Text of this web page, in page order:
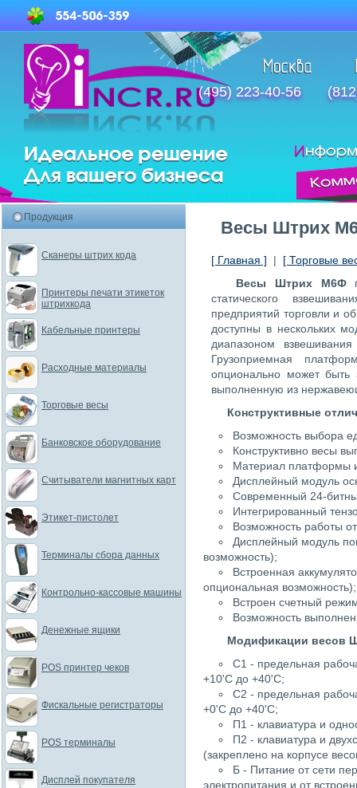
(495) 223-40-56
Весы Штрих
[ Главная ] | [ Торговые
Весы Штрих М6Ф
статического
предприятий торговли и
доступны в нескольких
диапазоном
Грузоприемная
опционально может
выполненную из
Конструктивные
Возможность выбора
Конструктивно весы
Материал платформы
Дисплейный модуль
Современный 24-
Интегрированный
Возможность работы
Дисплейный модуль
возможность);
Встроенная
опциональная возможность);
Встроен счетный
Возможность
Модификации весов
С1 - предельная
+10'C до +40'C;
C2 - предельная
+0'C до +40'C;
П1 - клавиатура и
П2 - клавиатура и
(закреплено на корпусе
Б - Питание от сети
электропитания и от
Продукция
Сканеры штрих кода
Принтеры печати этикеток
штрихкода
Кабельные принтеры
Расходные материалы
Торговые весы
Банковское оборудование
Считыватели магнитных карт
Этикет-пистолет
Терминалы сбора данных
Контрольно-кассовые машины
Денежные ящики
POS принтер чеков
Фискальные регистраторы
POS терминалы
Дисплей покупателя